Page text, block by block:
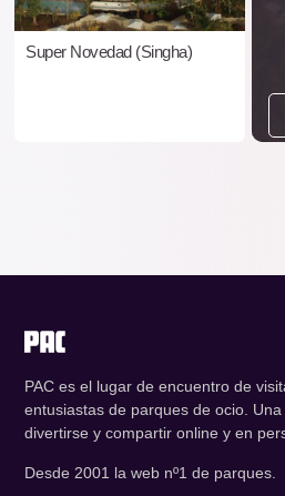
Super Novedad (Singha)
PAC es el lugar de encuentro de
entusiastas de parques de ocio.
divertirse y compartir online y en
Desde 2001 la web nº1 de parques.